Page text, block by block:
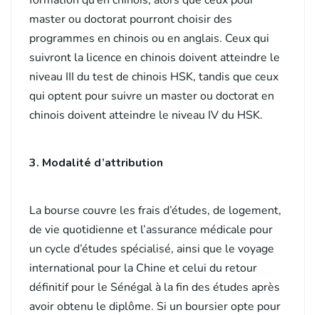
master ou doctorat pourront choisir des
programmes en chinois ou en anglais. Ceux qui
suivront la licence en chinois doivent atteindre le
niveau III du test de chinois HSK, tandis que ceux
qui optent pour suivre un master ou doctorat en
chinois doivent atteindre le niveau IV du HSK.
3. Modalité d’attribution
La bourse couvre les frais d’études, de logement,
de vie quotidienne et l’assurance médicale pour
un cycle d’études spécialisé, ainsi que le voyage
international pour la Chine et celui du retour
définitif pour le Sénégal à la fin des études après
avoir obtenu le diplôme. Si un boursier opte pour